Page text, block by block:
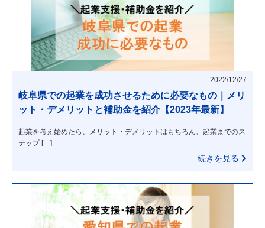
2022/12/27
岐阜県での起業を成功させるために必要なもの｜メリ
ット・デメリットと補助金を紹介【2023年最新】
起業を考え始めたら、メリット・デメリットはもちろん、起業までのス
テップ […]
続きを見る